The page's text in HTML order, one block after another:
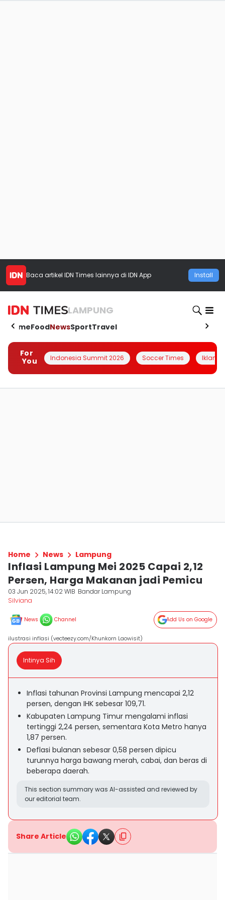
Baca artikel IDN Times lainnya di IDN App Install
LAMPUNG
HomeFoodNewsSportTravel
For
You
Indonesia Summit 2026 Soccer Times Iklanin
Home News Lampung
Inflasi Lampung Mei 2025 Capai 2,12
Persen, Harga Makanan jadi Pemicu
03 Jun 2025, 14:02 WIB Bandar Lampung
Silviana
News Channel Add Us on Google
ilustrasi inflasi (vecteezy.com/Khunkorn Laowisit)
Intinya Sih
Inflasi tahunan Provinsi Lampung mencapai 2,12
persen, dengan IHK sebesar 109,71.
Kabupaten Lampung Timur mengalami inflasi
tertinggi 2,24 persen, sementara Kota Metro hanya
1,87 persen.
Deflasi bulanan sebesar 0,58 persen dipicu
turunnya harga bawang merah, cabai, dan beras di
beberapa daerah.
This section summary was AI-assisted and reviewed by
our editorial team.
Share Article